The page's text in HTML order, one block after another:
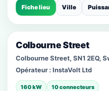
Fiche lieu Ville
Colbourne Street
Colbourne Street, SN1 2EQ,
Opérateur : InstaVolt Ltd
160 kW
10 connecteurs